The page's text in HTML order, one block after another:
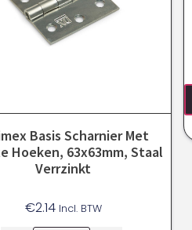
Basis Scharnier Met
Hoeken, 63x63mm, Staal
Verrzinkt
€2.14 Incl. BTW